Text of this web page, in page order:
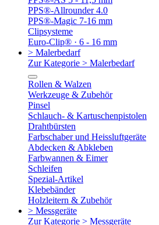
PPS®-Allrounder 4.0
PPS®-Magic 7-16 mm
Clipsysteme
Euro-Clip® · 6 - 16 mm
> Malerbedarf
Zur Kategorie > Malerbedarf
Rollen & Walzen
Werkzeuge & Zubehör
Pinsel
Schlauch- & Kartuschenpistolen
Drahtbürsten
Farbschaber und Heissluftgeräte
Abdecken & Abkleben
Farbwannen & Eimer
Schleifen
Spezial-Artikel
Klebebänder
Holzleitern & Zubehör
> Messgeräte
Zur Kategorie > Messgeräte